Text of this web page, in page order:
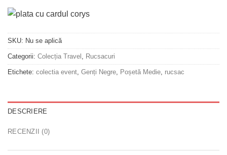
SKU: Nu se aplică
Categorii: Colecția Travel , Rucsacuri
Etichete: colectia event, Genți Negre, Poșetă Medie, rucsac
DESCRIERE
RECENZII (0)